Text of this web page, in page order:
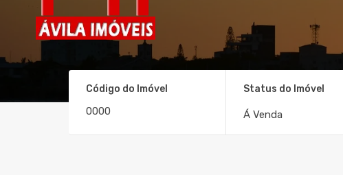
Código do Imóvel Status do Imóvel
Á Venda